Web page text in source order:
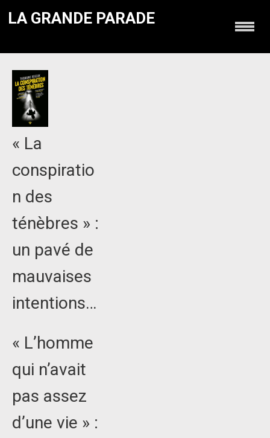
LA GRANDE PARADE
« La
conspiratio
n des
ténèbres » :
un pavé de
mauvaises
intentions…
« L’homme
qui n’avait
pas assez
d’une vie » :